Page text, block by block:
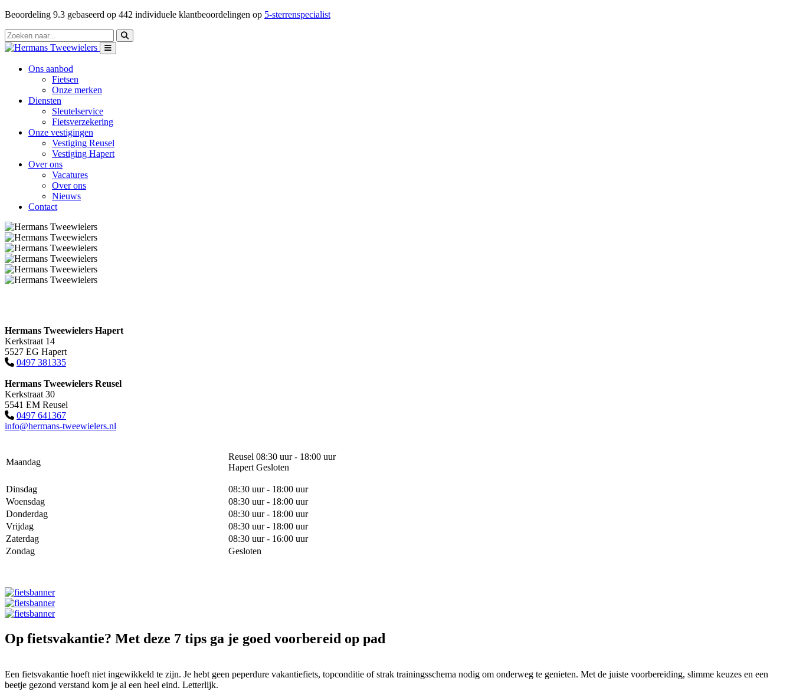
Beoordeling 9.3 gebaseerd op 442 individuele klantbeoordelingen op 5-sterrenspecialist
Ons aanbod
Fietsen
Onze merken
Diensten
Sleutelservice
Fietsverzekering
Onze vestigingen
Vestiging Reusel
Vestiging Hapert
Over ons
Vacatures
Over ons
Nieuws
Contact
Hermans Tweewielers Hapert
Kerkstraat 14
5527 EG Hapert
0497 381335
Hermans Tweewielers Reusel
Kerkstraat 30
5541 EM Reusel
0497 641367
info@hermans-tweewielers.nl
Maandag
Reusel 08:30 uur - 18:00 uur
Hapert Gesloten
Dinsdag
08:30 uur - 18:00 uur
Woensdag
08:30 uur - 18:00 uur
Donderdag
08:30 uur - 18:00 uur
Vrijdag
08:30 uur - 18:00 uur
Zaterdag
08:30 uur - 16:00 uur
Zondag
Gesloten
Op fietsvakantie? Met deze 7 tips ga je goed voorbereid op pad
Een fietsvakantie hoeft niet ingewikkeld te zijn. Je hebt geen peperdure vakantiefiets, topconditie of strak trainingsschema nodig om onderweg te genieten. Met de juiste voorbereiding, slimme keuzes en een
beetje gezond verstand kom je al een heel eind. Letterlijk.